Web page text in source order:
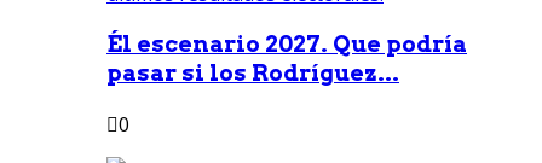
Él escenario 2027. Que podría
pasar si los Rodríguez...
0